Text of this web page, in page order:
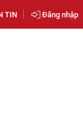
TIN Đăng nhập